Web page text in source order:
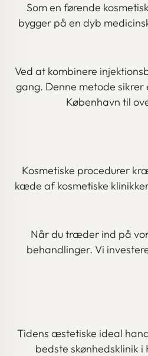
Som en førende
bygger på en dyb
Ved at kombinere
gang. Denne metode
København til
Kosmetiske procedurer
kæde af kosmetiske
Når du træder ind på
behandlinger. Vi
Tidens æstetiske ideal
bedste skønhedsklinik